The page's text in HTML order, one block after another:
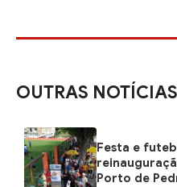
OUTRAS NOTÍCIAS
Festa e
Porto de